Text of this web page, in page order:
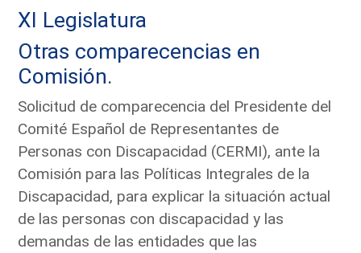
XI Legislatura
Otras comparecencias en
Comisión.
Solicitud de comparecencia del Presidente del
Comité Español de Representantes de
Personas con Discapacidad (CERMI), ante la
Comisión para las Políticas Integrales de la
Discapacidad, para explicar la situación actual
de las personas con discapacidad y las
demandas de las entidades que las